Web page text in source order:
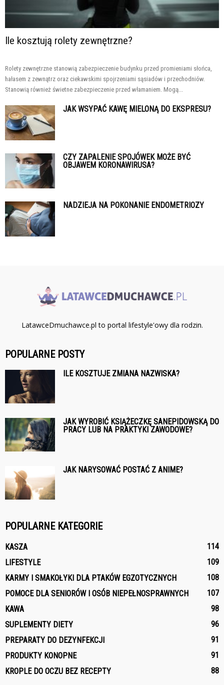
Ile kosztują rolety zewnętrzne?
Rolety zewnętrzne stanowią zabezpieczenie budynku przed promieniami słońca,
hałasem z zewnątrz oraz ciekawskimi spojrzeniami sąsiadów i przechodniów.
Stanowią również świetne zabezpieczenie przed włamaniem. Mogą...
JAK WSYPAĆ KAWĘ MIELONĄ DO EKSPRESU?
CZY ZAPALENIE SPOJÓWEK MOŻE BYĆ
OBJAWEM KORONAWIRUSA?
NADZIEJA NA POKONANIE ENDOMETRIOZY
LatawceDmuchawce.pl to portal lifestyle'owy dla rodzin.
POPULARNE POSTY
ILE KOSZTUJE ZMIANA NAZWISKA?
JAK WYROBIĆ KSIĄŻECZKĘ SANEPIDOWSKĄ DO
PRACY LUB NA PRAKTYKI ZAWODOWE?
JAK NARYSOWAĆ POSTAĆ Z ANIME?
POPULARNE KATEGORIE
KASZA
114
LIFESTYLE
109
KARMY I SMAKOŁYKI DLA PTAKÓW EGZOTYCZNYCH
108
POMOCE DLA SENIORÓW I OSÓB NIEPEŁNOSPRAWNYCH
107
KAWA
98
SUPLEMENTY DIETY
96
PREPARATY DO DEZYNFEKCJI
91
PRODUKTY KONOPNE
91
KROPLE DO OCZU BEZ RECEPTY
88